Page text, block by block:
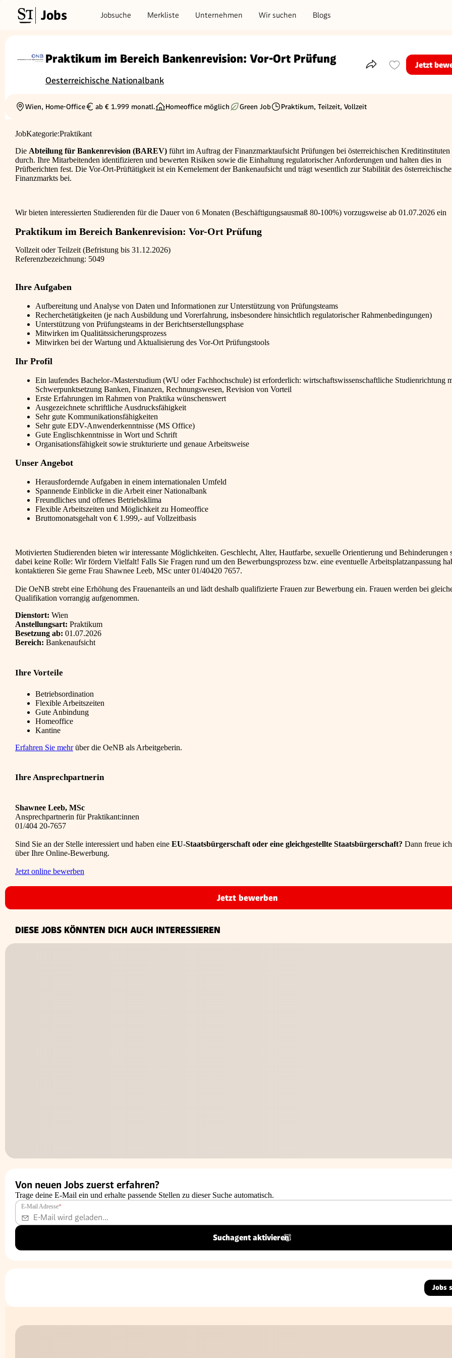
Jobs Jobsuche Merkliste Unternehmen Wir suchen Blogs
Praktikum im Bereich Bankenrevision: Vor-Ort Prüfung
Oesterreichische Nationalbank
Teile dieses Inserat
Jetzt
Ortschaft
Wien, Home-Office
Gehalt
ab € 1.999 monatl. Homeoffice möglich Green Job
Beschäftigungsart
Praktikum, Teilzeit, Vollzeit
JobKategorie:Praktikant
Die Abteilung für Bankenrevision (BAREV) führt im Auftrag der Finanzmarktaufsicht Prüfungen bei österreichischen
durch. Ihre Mitarbeitenden identifizieren und bewerten Risiken sowie die Einhaltung regulatorischer Anforderungen und halten dies in
Prüfberichten fest. Die Vor-Ort-Prüftätigkeit ist ein Kernelement der Bankenaufsicht und trägt wesentlich zur Stabilität des
Finanzmarkts bei.
Wir bieten interessierten Studierenden für die Dauer von 6 Monaten (Beschäftigungsausmaß 80-100%) vorzugsweise ab 01.07.2026 ein
Praktikum im Bereich Bankenrevision: Vor-Ort Prüfung
Vollzeit oder Teilzeit (Befristung bis 31.12.2026)
Referenzbezeichnung: 5049
Ihre Aufgaben
Aufbereitung und Analyse von Daten und Informationen zur Unterstützung von Prüfungsteams
Recherchetätigkeiten (je nach Ausbildung und Vorerfahrung, insbesondere hinsichtlich regulatorischer Rahmenbedingungen)
Unterstützung von Prüfungsteams in der Berichtserstellungsphase
Mitwirken im Qualitätssicherungsprozess
Mitwirken bei der Wartung und Aktualisierung des Vor-Ort Prüfungstools
Ihr Profil
Ein laufendes Bachelor-/Masterstudium (WU oder Fachhochschule) ist erforderlich: wirtschaftswissenschaftliche Studienrichtung
Schwerpunktsetzung Banken, Finanzen, Rechnungswesen, Revision von Vorteil
Erste Erfahrungen im Rahmen von Praktika wünschenswert
Ausgezeichnete schriftliche Ausdrucksfähigkeit
Sehr gute Kommunikationsfähigkeiten
Sehr gute EDV-Anwenderkenntnisse (MS Office)
Gute Englischkenntnisse in Wort und Schrift
Organisationsfähigkeit sowie strukturierte und genaue Arbeitsweise
Unser Angebot
Herausfordernde Aufgaben in einem internationalen Umfeld
Spannende Einblicke in die Arbeit einer Nationalbank
Freundliches und offenes Betriebsklima
Flexible Arbeitszeiten und Möglichkeit zu Homeoffice
Bruttomonatsgehalt von € 1.999,- auf Vollzeitbasis
Motivierten Studierenden bieten wir interessante Möglichkeiten. Geschlecht, Alter, Hautfarbe, sexuelle Orientierung und Behinderungen
dabei keine Rolle: Wir fördern Vielfalt! Falls Sie Fragen rund um den Bewerbungsprozess bzw. eine eventuelle Arbeitsplatzanpassung
kontaktieren Sie gerne Frau Shawnee Leeb, MSc unter 01/40420 7657.
Die OeNB strebt eine Erhöhung des Frauenanteils an und lädt deshalb qualifizierte Frauen zur Bewerbung ein. Frauen werden bei
Qualifikation vorrangig aufgenommen.
Dienstort: Wien
Anstellungsart: Praktikum
Besetzung ab: 01.07.2026
Bereich: Bankenaufsicht
Ihre Vorteile
Betriebsordination
Flexible Arbeitszeiten
Gute Anbindung
Homeoffice
Kantine
Erfahren Sie mehrüber die OeNB als Arbeitgeberin.
Ihre Ansprechpartnerin
Shawnee Leeb, MSc
Ansprechpartnerin für Praktikant:innen
01/404 20-7657
Sind Sie an der Stelle interessiert und haben eine EU-Staatsbürgerschaft oder eine gleichgestellte Staatsbürgerschaft? Dann freue
über Ihre Online-Bewerbung.
Jetzt online bewerben
Jetzt bewerben
DIESE JOBS KÖNNTEN DICH AUCH INTERESSIEREN
Von neuen Jobs zuerst erfahren?
Trage deine E-Mail ein und erhalte passende Stellen zu dieser Suche automatisch.
E-Mail Adresse*
Suchagent aktivieren
Jobs